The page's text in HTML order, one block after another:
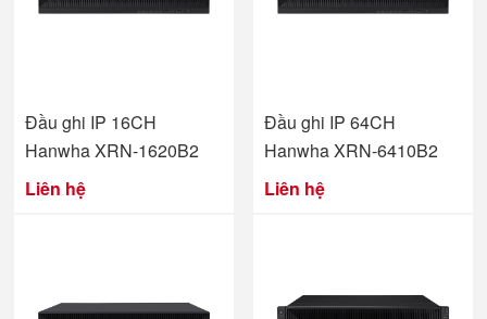
Đầu ghi IP 16CH
Hanwha XRN-1620B2
Liên hệ
Đầu ghi IP 64CH
Hanwha XRN-6410B2
Liên hệ